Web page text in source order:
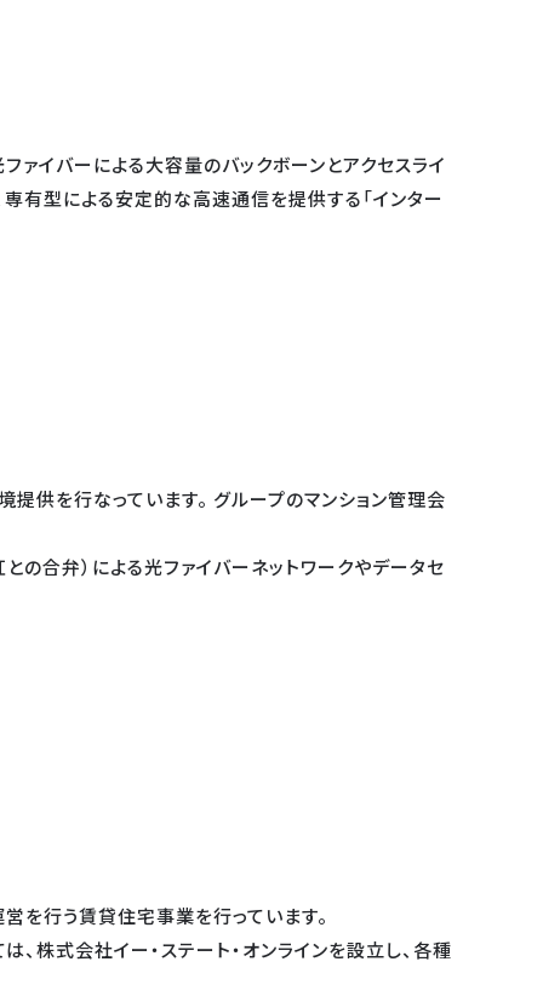
ァイバーによる大容量のバックボーンとアクセスライ
専有型による安定的な高速通信を提供する「インター
供を行なっています。 グループのマンション管理会
の合弁）による光ファイバーネットワークやデータセ
を行う賃貸住宅事業を行っています。
株式会社イー・ステート・オンラインを設立し、各種